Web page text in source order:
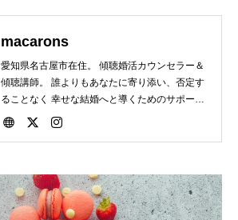
macarons
愛知県名古屋市在住。 傾聴婚活カウンセラー＆
傾聴講師。 誰よりもあなたに寄り添い、否定す
ることなく 幸せな結婚へと導くためのサポート
をしています。 会員・非会員関係なく結婚にま